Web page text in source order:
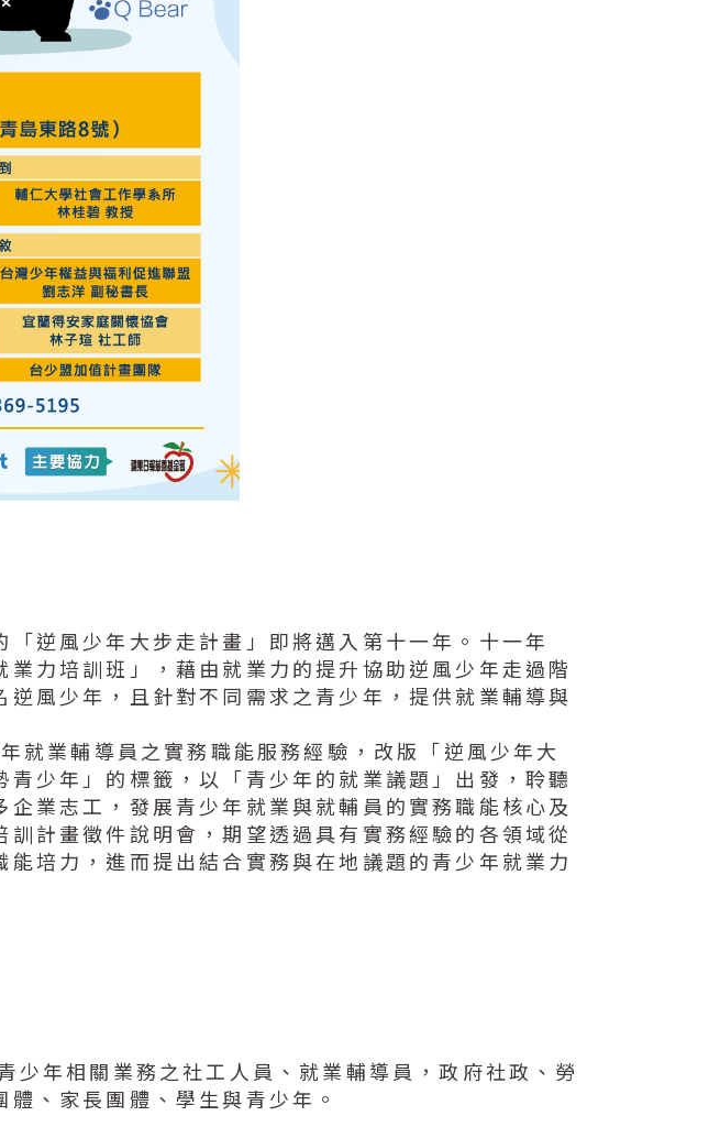
逆風少年大步走計畫」即將邁入第十一年。十一年
力培訓班」，藉由就業力的提升協助逆風少年走過階
風少年，且針對不同需求之青少年，提供就業輔導與
就業輔導員之實務職能服務經驗，改版「逆風少年大
少年」的標籤，以「青少年的就業議題」出發，聆聽
業志工，發展青少年就業與就輔員的實務職能核心及
計畫徵件說明會，期望透過具有實務經驗的各領域從
培力，進而提出結合實務與在地議題的青少年就業力
年相關業務之社工人員、就業輔導員，政府社政、勞
、家長團體、學生與青少年。